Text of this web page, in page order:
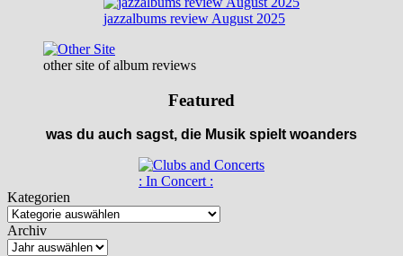
jazzalbums review August 2025
other site of album reviews
Featured
was du auch sagst, die Musik spielt woanders
: In Concert :
Kategorien
Archiv